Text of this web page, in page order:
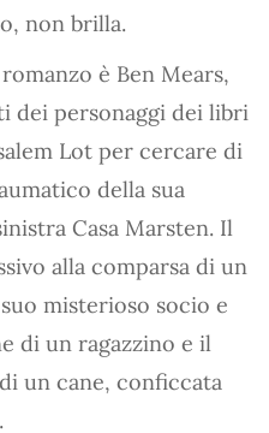
non brilla.
è Ben Mears,
dei personaggi dei libri
Lot per cercare di
della sua
Casa Marsten. Il
alla comparsa di un
misterioso socio e
di un ragazzino e il
un cane, conficcata